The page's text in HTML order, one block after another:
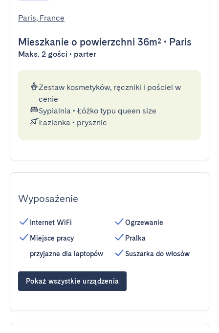
Paris, France
Mieszkanie o powierzchni 36m² • Paris
Maks. 2 gości • parter
Zestaw kosmetyków, ręczniki i pościel w
cenie
Sypialnia • Łóżko typu queen size
Łazienka • prysznic
Wyposażenie
Internet WiFi
Miejsce pracy
przyjazne dla laptopów
Ogrzewanie
Pralka
Suszarka do włosów
Pokaż wszystkie urządzenia